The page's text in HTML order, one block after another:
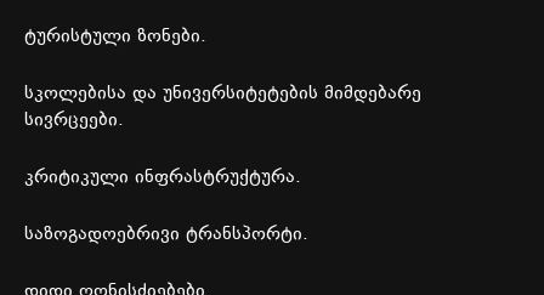
ტურისტული ზონები.
სკოლებისა და უნივერსიტეტების მიმდებარე
სივრცეები.
კრიტიკული ინფრასტრუქტურა.
საზოგადოებრივი ტრანსპორტი.